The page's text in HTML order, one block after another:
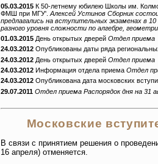
05.03.2015 К 50-летнему юбилею Школы им.
ФМШ при МГУ'. Алексей Устинов Сборник
предлагались на вступительных экзаменах в
разного уровня сложности по алгебре,
01.03.2015 День открытых дверей Отдел приема
24.03.2012 Опубликованы даты ряда
24.03.2012 День открытых дверей Отдел приема
24.03.2012 Информация отдела приема Отдел
24.03.2012 Опубликована дата московских
29.07.2011 Отдел приема Распорядок дня на 31
Московские
В связи с принятием решения о
16 апреля) отменяется.